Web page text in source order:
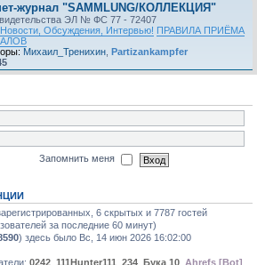
журнал "SAMMLUNG/КОЛЛЕКЦИЯ"
ЭЛ № ФС 77 - 72407
Обсуждения, Интервью! ПРАВИЛА ПРИЁМА
Михаил_Тренихин Partizankampfer
Запомнить меня
6 скрытых и 7787 гостей
за последние 60 минут)
) здесь было Вс, 14 июн 2026 16:02:00
0242 111Hunter111 234 Бука 10 Ahrefs [Bot]